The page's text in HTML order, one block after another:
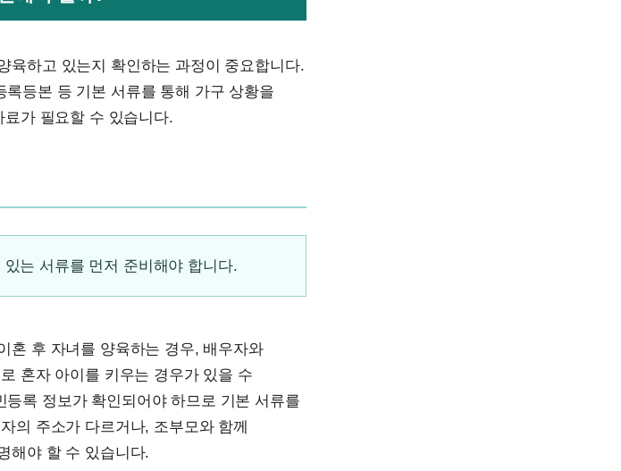
육하고 있는지 확인하는 과정이 중요합니다.
등본 등 기본 서류를 통해 가구 상황을
가 필요할 수 있습니다.
는 서류를 먼저 준비해야 합니다.
혼 후 자녀를 양육하는 경우, 배우자와
혼자 아이를 키우는 경우가 있을 수
록 정보가 확인되어야 하므로 기본 서류를
의 주소가 다르거나, 조부모와 함께
해야 할 수 있습니다.